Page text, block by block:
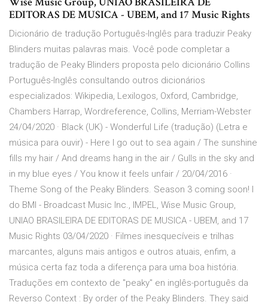
EDITORAS DE MUSICA - UBEM, and 17 Music Rights
Dicionário de tradução Português-Inglês para traduzir Peaky
Blinders muitas palavras mais. Você pode completar a
tradução de Peaky Blinders proposta pelo dicionário Collins
Português-Inglês consultando outros dicionários
especializados: Wikipedia, Lexilogos, Oxford, Cambridge,
Chambers Harrap, Wordreference, Collins, Merriam-Webster
24/04/2020 · Black (UK) - Wonderful Life (tradução) (Letra e
música para ouvir) - Here I go out to sea again / The sunshine
fills my hair / And dreams hang in the air / Gulls in the sky and
in my blue eyes / You know it feels unfair / 20/04/2016 ·
Theme Song of the Peaky Blinders. Season 3 coming soon! I
do BMI - Broadcast Music Inc., IMPEL, Wise Music Group,
UNIAO BRASILEIRA DE EDITORAS DE MUSICA - UBEM, and 17
Music Rights 03/04/2020 · Filmes inesquecíveis e trilhas
marcantes, alguns mais antigos e outros atuais, enfim, a
música certa faz toda a diferença para uma boa história.
Traduções em contexto de "peaky" en inglês-português da
Reverso Context : By order of the Peaky Blinders. They said